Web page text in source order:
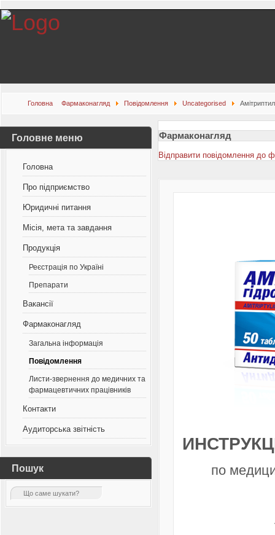
Головна Фармаконагляд Повідомлення Uncategorised
Головне меню
Головна
Про підприємство
Юридичні питання
Місія, мета та завдання
Продукція
Реєстрація по Україні
Препарати
Вакансії
Фармаконагляд
Загальна інформація
Повідомлення
Листи-звернення до медичних та
фармацевтичних працівників
Контакти
Аудиторська звітність
Пошук
Фармаконагляд
Відправити повідомлення до
по